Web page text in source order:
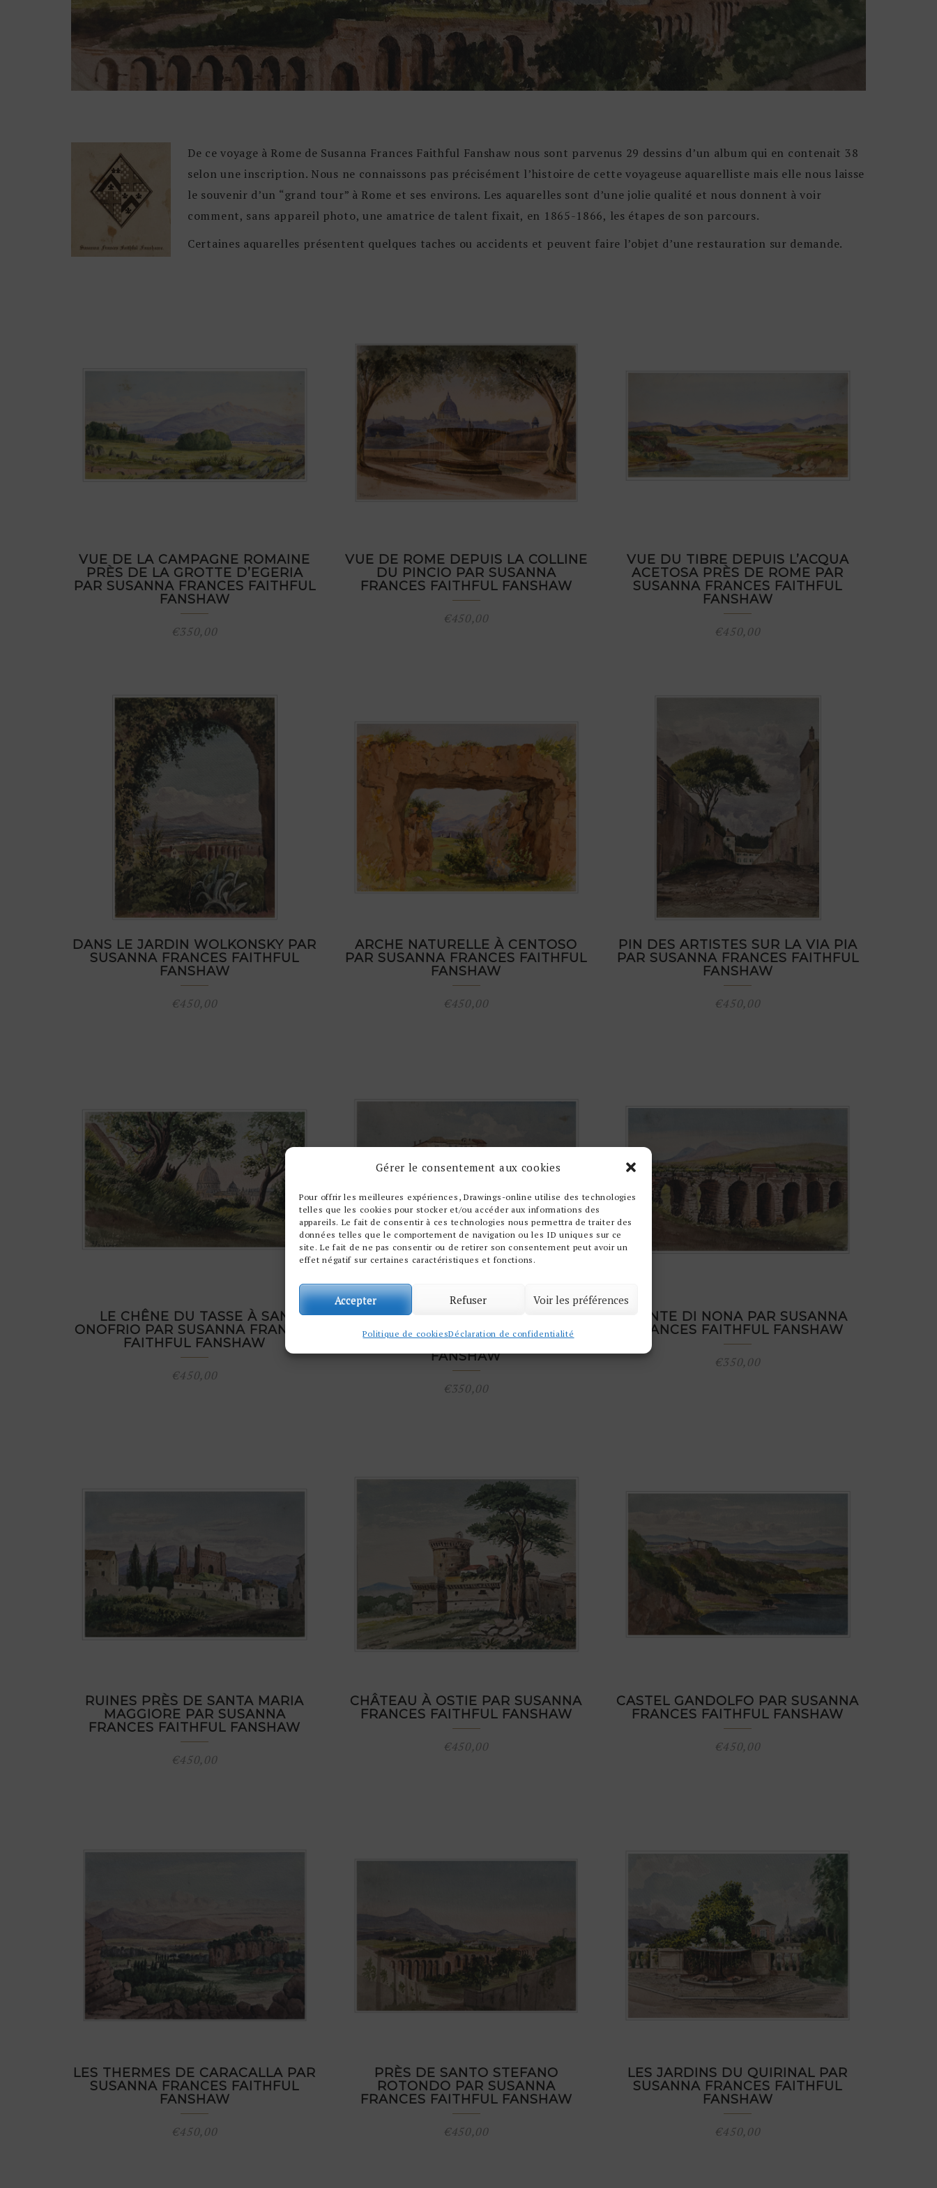
Gérer le consentement aux cookies
Pour offrir les meilleures expériences, Drawings-online utilise des technologies
telles que les cookies pour stocker et/ou accéder aux informations des
appareils. Le fait de consentir à ces technologies nous permettra de traiter des
données telles que le comportement de navigation ou les ID uniques sur ce
site. Le fait de ne pas consentir ou de retirer son consentement peut avoir un
effet négatif sur certaines caractéristiques et fonctions.
Accepter Refuser Voir les préférences
Politique de cookiesDéclaration de confidentialité
De ce voyage à Rome de Susanna Frances Faithful Fanshaw nous sont parvenus 29 dessins d’un album qui en contenait 38
selon une inscription. Nous ne connaissons pas précisément l’histoire de cette voyageuse aquarelliste mais elle nous laisse
le souvenir d’un “grand tour” à Rome et ses environs. Les aquarelles sont d’une jolie qualité et nous donnent à voir
comment, sans appareil photo, une amatrice de talent fixait, en 1865-1866, les étapes de son parcours.
Certaines aquarelles présentent quelques taches ou accidents et peuvent faire l’objet d’une restauration sur demande.
VUE DE LA CAMPAGNE ROMAINE
PRÈS DE LA GROTTE D’EGERIA
PAR SUSANNA FRANCES FAITHFUL
FANSHAW
€350,00
VUE DE ROME DEPUIS LA COLLINE
DU PINCIO PAR SUSANNA
FRANCES FAITHFUL FANSHAW
€450,00
VUE DU TIBRE DEPUIS L’ACQUA
ACETOSA PRÈS DE ROME PAR
SUSANNA FRANCES FAITHFUL
FANSHAW
€450,00
DANS LE JARDIN WOLKONSKY PAR
SUSANNA FRANCES FAITHFUL
FANSHAW
€450,00
ARCHE NATURELLE À CENTOSO
PAR SUSANNA FRANCES FAITHFUL
FANSHAW
€450,00
PIN DES ARTISTES SUR LA VIA PIA
PAR SUSANNA FRANCES FAITHFUL
FANSHAW
€450,00
LE CHÊNE DU TASSE À SAN
ONOFRIO PAR SUSANNA FRANCES
FAITHFUL FANSHAW
€450,00
JARDIN DE SALLUSTE – MURAILLE
SERVIENNE – VILLA MASSIMO PAR
SUSANNA FRANCES FAITHFUL
FANSHAW
€350,00
PONTE DI NONA PAR SUSANNA
FRANCES FAITHFUL FANSHAW
€350,00
RUINES PRÈS DE SANTA MARIA
MAGGIORE PAR SUSANNA
FRANCES FAITHFUL FANSHAW
€450,00
CHÂTEAU À OSTIE PAR SUSANNA
FRANCES FAITHFUL FANSHAW
€450,00
CASTEL GANDOLFO PAR SUSANNA
FRANCES FAITHFUL FANSHAW
€450,00
LES THERMES DE CARACALLA PAR
SUSANNA FRANCES FAITHFUL
FANSHAW
€450,00
PRÈS DE SANTO STEFANO
ROTONDO PAR SUSANNA
FRANCES FAITHFUL FANSHAW
€450,00
LES JARDINS DU QUIRINAL PAR
SUSANNA FRANCES FAITHFUL
FANSHAW
€450,00